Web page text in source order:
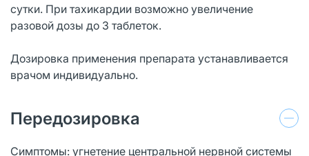
сутки. При тахикардии возможно увеличение
разовой дозы до 3 таблеток.
Дозировка применения препарата устанавливается
врачом индивидуально.
Передозировка
Симптомы: угнетение центральной нервной системы